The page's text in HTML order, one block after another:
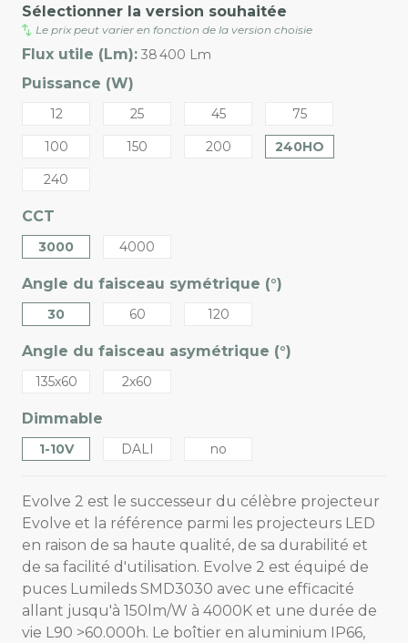
Sélectionner la version souhaitée
Le prix peut varier en fonction de la version choisie
Flux utile (Lm): 38 400 Lm
Puissance (W)
12 25 45
75
100
150 200
240HO
240
CCT
3000 4000
Angle du faisceau symétrique (°)
30 60 120
Angle du faisceau asymétrique (°)
135x60 2x60
Dimmable
1-10V DALI no
Evolve 2 est le successeur du célèbre projecteur
Evolve et la référence parmi les projecteurs LED
en raison de sa haute qualité, de sa durabilité et
de sa facilité d'utilisation. Evolve 2 est équipé de
puces Lumileds SMD3030 avec une efficacité
allant jusqu'à 150lm/W à 4000K et une durée de
vie L90 >60.000h. Le boîtier en aluminium IP66,